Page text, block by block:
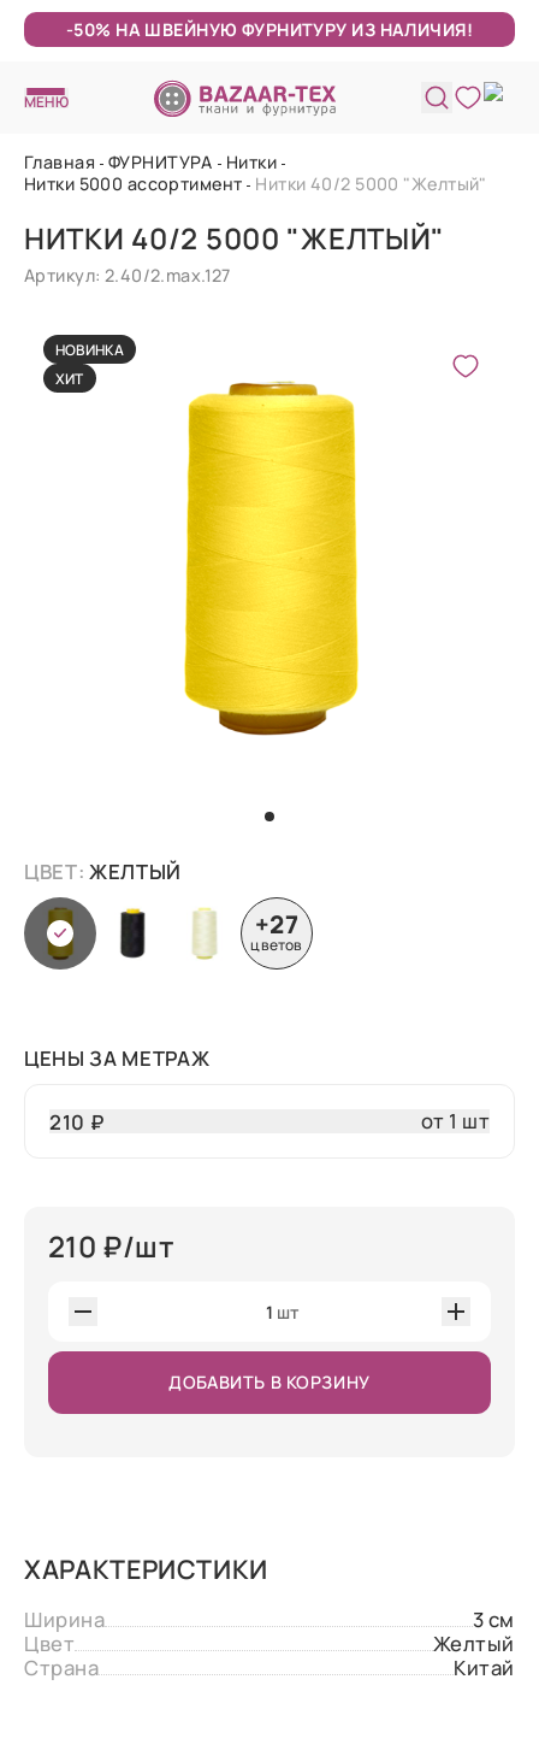
-50% НА ШВЕЙНУЮ ФУРНИТУРУ ИЗ НАЛИЧИЯ!
МЕНЮ
Главная ФУРНИТУРА
Нитки
Нитки 5000 ассортимент
Нитки 40/2 5000 "Желтый"
НИТКИ 40/2 5000 "ЖЕЛТЫЙ"
Артикул: 2.40/2.max.127
НОВИНКА
ХИТ
ЦВЕТ:ЖЕЛТЫЙ
+27
цветов
ЦЕНЫ ЗА МЕТРАЖ
210 ₽ от 1 шт
210 ₽/шт
1 шт
ДОБАВИТЬ В КОРЗИНУ
ХАРАКТЕРИСТИКИ
Ширина
3 см
Цвет
Желтый
Страна
Китай